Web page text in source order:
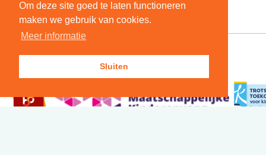
Om deze site goed te laten functioneren
maken we gebruik van cookies.
Meer informatie
Sluiten